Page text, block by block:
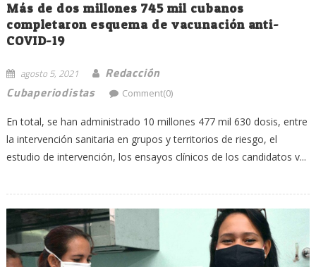
Más de dos millones 745 mil cubanos
completaron esquema de vacunación anti-
COVID-19
agosto 5, 2021
Redacción
Cubaperiodistas
Comment(0)
En total, se han administrado 10 millones 477 mil 630 dosis, entre
la intervención sanitaria en grupos y territorios de riesgo, el
estudio de intervención, los ensayos clínicos de los candidatos v...